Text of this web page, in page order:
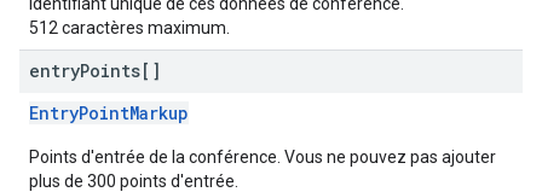
512 caractères maximum.
entryPoints[]
EntryPointMarkup
Points d'entrée de la conférence. Vous ne pouvez pas ajouter
plus de 300 points d'entrée.